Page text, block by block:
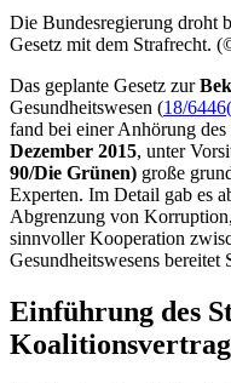
Die Bundesregierung droht
Gesetz mit dem Strafrecht.
Das geplante Gesetz zur
Gesundheitswesen (18/6446
fand bei einer Anhörung des
Dezember 2015, unter
90/Die Grünen) große
Experten. Im Detail gab es
Abgrenzung von
sinnvoller Kooperation
Gesundheitswesens bereitet
Einführung des
Koalitionsvertrag